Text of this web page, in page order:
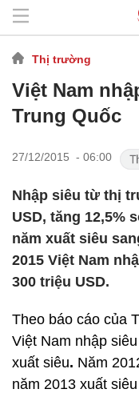
Thị trường
Việt Nam
Trung Quốc
27/12/2015 - 06:00
Nhập siêu từ thị
USD, tăng 12,5%
năm xuất siêu
2015 Việt Nam
300 triệu USD.
Theo báo cáo của
Việt Nam nhập
xuất siêu. Năm
năm 2013 xuất